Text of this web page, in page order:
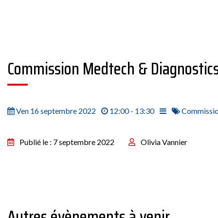
Commission Medtech &
Ven 16 septembre 2022 12:00 - 13:30
Publié le : 7 septembre 2022 Olivia Vannier